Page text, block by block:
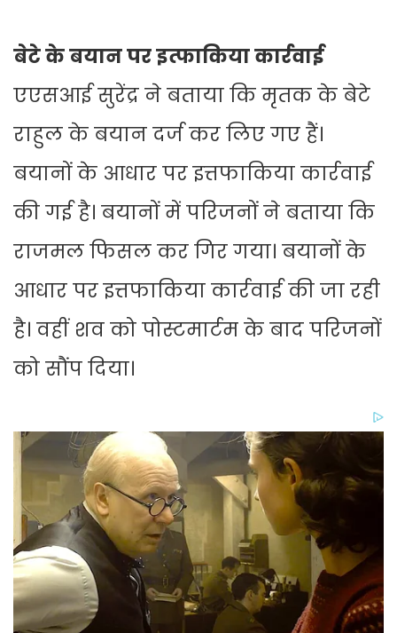
बेटे के बयान पर इत्फाकिया कार्रवाई
एएसआई सुरेंद्र ने बताया कि मृतक के बेटे
राहुल के बयान दर्ज कर लिए गए हैं।
बयानों के आधार पर इत्तफाकिया कार्रवाई
की गई है। बयानों में परिजनों ने बताया कि
राजमल फिसल कर गिर गया। बयानों के
आधार पर इत्तफाकिया कार्रवाई की जा रही
है। वहीं शव को पोस्टमार्टम के बाद परिजनों
को सौंप दिया।